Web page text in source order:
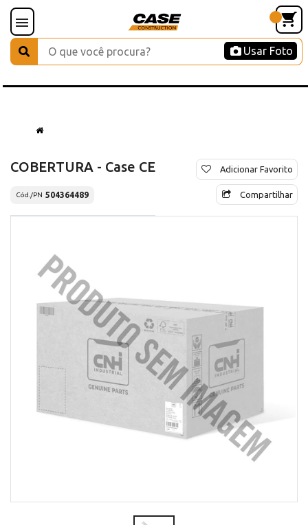
Usar Foto
COBERTURA - Case CE
Cód./PN 504364489
Adicionar Favorito
Compartilhar